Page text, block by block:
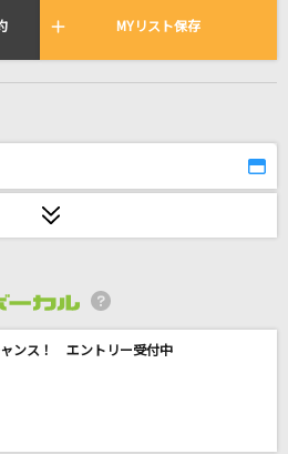
歌われている曲の一覧
MYリスト保存
ンス！ エントリー受付中